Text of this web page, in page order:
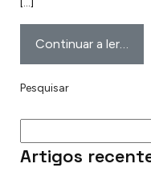
[…]
Continuar a ler…
Pesquisar
Artigos